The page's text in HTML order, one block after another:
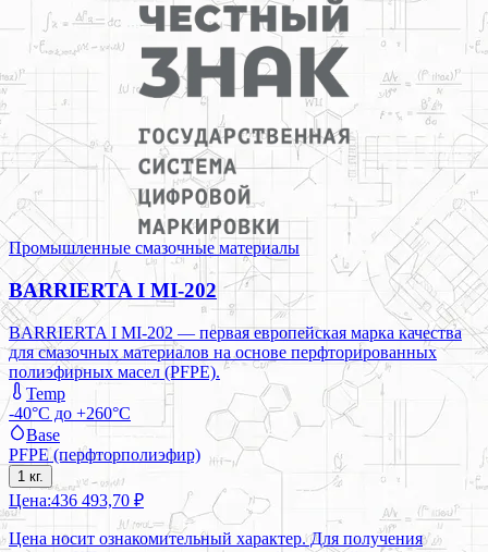
Промышленные смазочные материалы
BARRIERTA I MI-202
BARRIERTA I MI-202 — первая европейская марка качества
для смазочных материалов на основе перфторированных
полиэфирных масел (PFPE).
Temp
-40°C до +260°C
Base
PFPE (перфторполиэфир)
1 кг.
Цена:436 493,70 ₽
Цена носит ознакомительный характер. Для получения